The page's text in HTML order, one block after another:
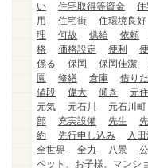
い
住宅取得等資金
用
住宅街 住環境良好
理
何故 供給 依頼
格
価格設定 便利
係る
保岡 保岡佳潔
園
修繕 倉庫 借り
値段
偉大 傾き 元
元気
元石川 元石川町
部
充実設備 先生
約
先行申し込み 入
全世界
全力 八景
ペット、お子様、マンシ